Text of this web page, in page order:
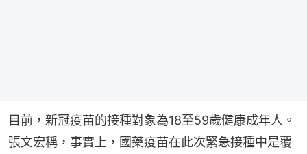
目前，新冠疫苗的接種對象為18至59歲健康成年人。
張文宏稱，事實上，國藥疫苗在此次緊急接種中是覆